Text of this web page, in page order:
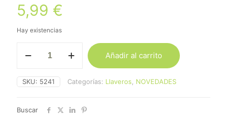
5,99 €
Hay existencias
Virgen
Rocío
cantidad
Añadir al carrito
SKU: 5241 Categorías: Llaveros NOVEDADES
Buscar